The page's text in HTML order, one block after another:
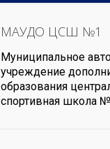
МАУДО ЦСШ №1
Муниципальное
учреждение
образования
спортивная школа